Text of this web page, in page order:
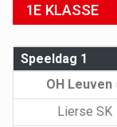
1E KLASSE
Speeldag 1
OH Leuven
Lierse SK